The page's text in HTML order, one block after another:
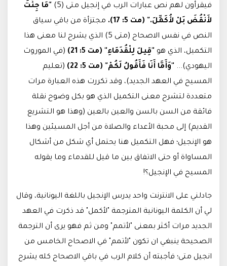
فيقرأون لهم نص عبارات الرب في إنجيل متى (5) "مَا جِئْتُ
لأَنْقُضَ بَلْ لأُكَمِّلَ." (مت 5: 17).
مجتزأة من باقي سياق
النص في نفس الاصحاح (متى 5) الذي يشرح لنا معنى هذا
التكميل، الذي هو "قِيلَ لِلْقُدَمَاءِ" (مت 5: 21)
(في الموروث
اليهودي)... "وَأَمَّا أَنَا فَأَقُولُ لَكُمْ" (مت 5: 22)
(تعليم
المسيح في العهد الجديد)، وقد تكررت هذه العبارة مرات
متعددة لتشرح معنى التكميل الذي هو بكل وضوح نقلة
فائقة من السن بالسن والعين بالعين (وهذا هو التشريع
القديم) إلى محبة الأعداء والصلاة من أجل المسيئين وهذا
هو الإنجيل؛ فهل التكميل هنا يحتمل أي شكل من أشكال
المساواة أو حتى الاتفاق بين ما قيل للقدماء وما يقوله
المسيح في الإنجيل؟!
جادلني على الانترنت واحد يدرس الإنجيل باللغة اليونانية، وقال
لي أن الكلمة اليونانية المترجمة "لأكمل" قد ذكرت في العهد
الجديد مرات أكثر بمعنى "لأتمم" ومن ثم فهو يرى أن الترجمة
الصحيحة ينبغي ان تكون "لأتمم" في الاصحاح الخامس من
انجيل متى؛ فأجبته أن كلام الرب في باقي الاصحاح كله يشرح